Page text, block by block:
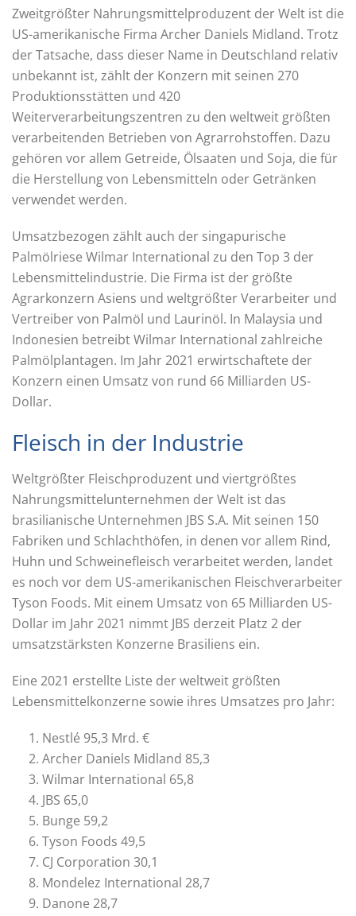
Zweitgrößter Nahrungsmittelproduzent der Welt ist die
US-amerikanische Firma Archer Daniels Midland. Trotz
der Tatsache, dass dieser Name in Deutschland relativ
unbekannt ist, zählt der Konzern mit seinen 270
Produktionsstätten und 420
Weiterverarbeitungszentren zu den weltweit größten
verarbeitenden Betrieben von Agrarrohstoffen. Dazu
gehören vor allem Getreide, Ölsaaten und Soja, die für
die Herstellung von Lebensmitteln oder Getränken
verwendet werden.
Umsatzbezogen zählt auch der singapurische
Palmölriese Wilmar International zu den Top 3 der
Lebensmittelindustrie. Die Firma ist der größte
Agrarkonzern Asiens und weltgrößter Verarbeiter und
Vertreiber von Palmöl und Laurinöl. In Malaysia und
Indonesien betreibt Wilmar International zahlreiche
Palmölplantagen. Im Jahr 2021 erwirtschaftete der
Konzern einen Umsatz von rund 66 Milliarden US-
Dollar.
Fleisch in der Industrie
Weltgrößter Fleischproduzent und viertgrößtes
Nahrungsmittelunternehmen der Welt ist das
brasilianische Unternehmen JBS S.A. Mit seinen 150
Fabriken und Schlachthöfen, in denen vor allem Rind,
Huhn und Schweinefleisch verarbeitet werden, landet
es noch vor dem US-amerikanischen Fleischverarbeiter
Tyson Foods. Mit einem Umsatz von 65 Milliarden US-
Dollar im Jahr 2021 nimmt JBS derzeit Platz 2 der
umsatzstärksten Konzerne Brasiliens ein.
Eine 2021 erstellte Liste der weltweit größten
Lebensmittelkonzerne sowie ihres Umsatzes pro Jahr:
Nestlé 95,3 Mrd. €
Archer Daniels Midland 85,3
Wilmar International 65,8
JBS 65,0
Bunge 59,2
Tyson Foods 49,5
CJ Corporation 30,1
Mondelez International 28,7
Danone 28,7